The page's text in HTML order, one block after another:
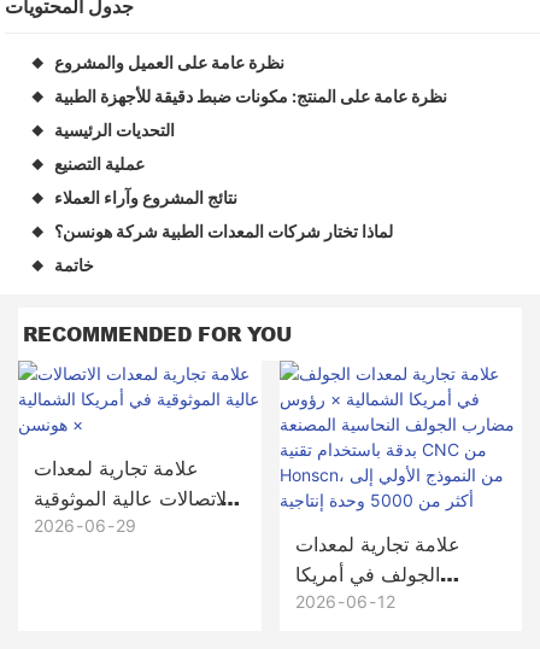
جدول المحتويات
◆ نظرة عامة على العميل والمشروع
◆ نظرة عامة على المنتج: مكونات ضبط دقيقة للأجهزة الطبية
◆ التحديات الرئيسية
◆ عملية التصنيع
◆ نتائج المشروع وآراء العملاء
◆ لماذا تختار شركات المعدات الطبية شركة هونسن؟
◆ خاتمة
RECOMMENDED FOR YOU
علامة تجارية لمعدات
الاتصالات عالية الموثوقية
في أمريكا الشمالية ×
2026 06 29
علامة تجارية لمعدات
الجولف في أمريكا
الشمالية × رؤوس
2026 06 12